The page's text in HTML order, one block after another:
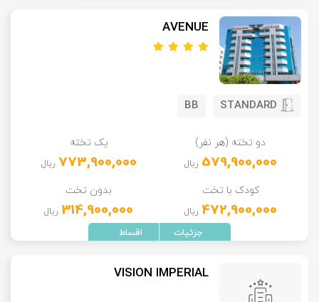
AVENUE
STANDARD
BB
دو تخته (هر نفر)
579,900,000 ریال
یک تخته
773,900,000 ریال
کودک با تخت
472,900,000 ریال
بدون تخت
314,900,000 ریال
VISION IMPERIAL